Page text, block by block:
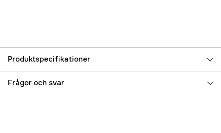
Produktspecifikationer
Referensnummer 5000037954
Frågor och svar